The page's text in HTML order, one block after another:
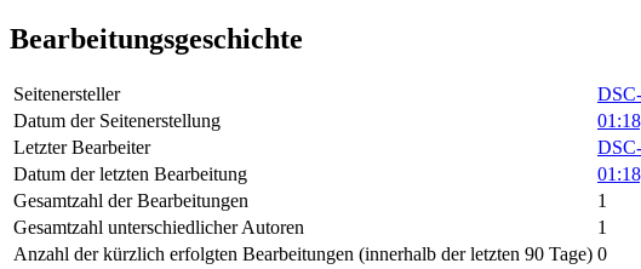
Bearbeitungsgeschichte
Seitenersteller
Datum der Seitenerstellung
Letzter Bearbeiter
Datum der letzten Bearbeitung
Gesamtzahl der Bearbeitungen
1
Gesamtzahl unterschiedlicher Autoren
1
Anzahl der kürzlich erfolgten Bearbeitungen (innerhalb der letzten 90 Tage) 0